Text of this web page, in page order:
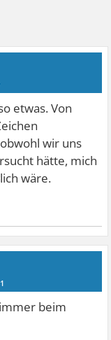
etwas. Von
wir uns
hätte, mich
wäre.
beim